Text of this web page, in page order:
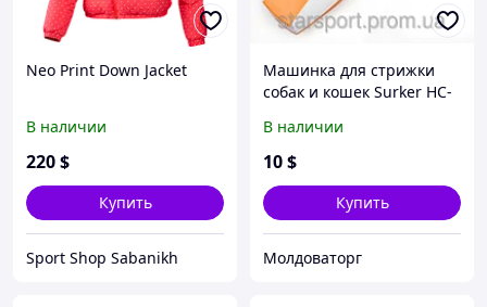
Neo Print Down Jacket
В наличии
220$
Купить
Sport Shop Sabanikh
Машинка для стрижки
собак и кошек Surker HC-
В наличии
10$
Купить
Молдоваторг